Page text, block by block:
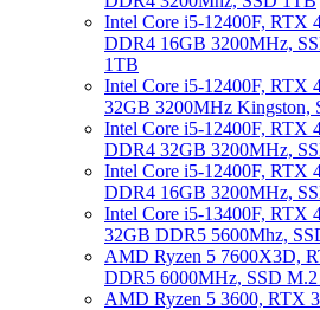
Intel Core i5-12400F,
DDR4 16GB 3200MHz,
1TB
Intel Core i5-12400F, RTX
32GB 3200MHz Kingston,
Intel Core i5-12400F, RTX
DDR4 32GB 3200MHz,
Intel Core i5-12400F, RTX
DDR4 16GB 3200MHz,
Intel Core i5-13400F, RTX
32GB DDR5 5600Mhz,
AMD Ryzen 5 7600X3D,
DDR5 6000MHz, SSD
AMD Ryzen 5 3600, RTX